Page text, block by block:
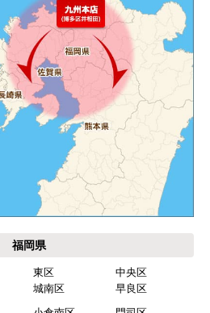
福岡県
東区
中央区
城南区
早良区